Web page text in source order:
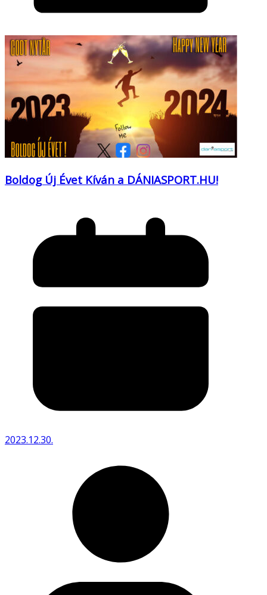
Boldog Új Évet Kíván a DÁNIASPORT.HU!
2023.12.30.